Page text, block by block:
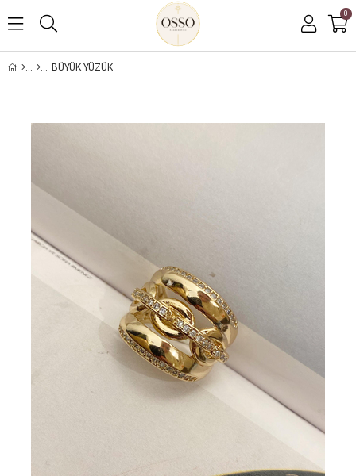
0
BÜYÜK YÜZÜK